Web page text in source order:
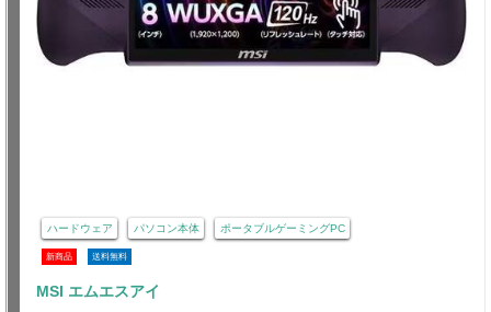
ハードウェア パソコン本体 ポータブルゲーミングPC
新商品 送料無料
MSI エムエスアイ